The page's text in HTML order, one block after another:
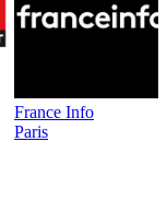
France Info
Paris